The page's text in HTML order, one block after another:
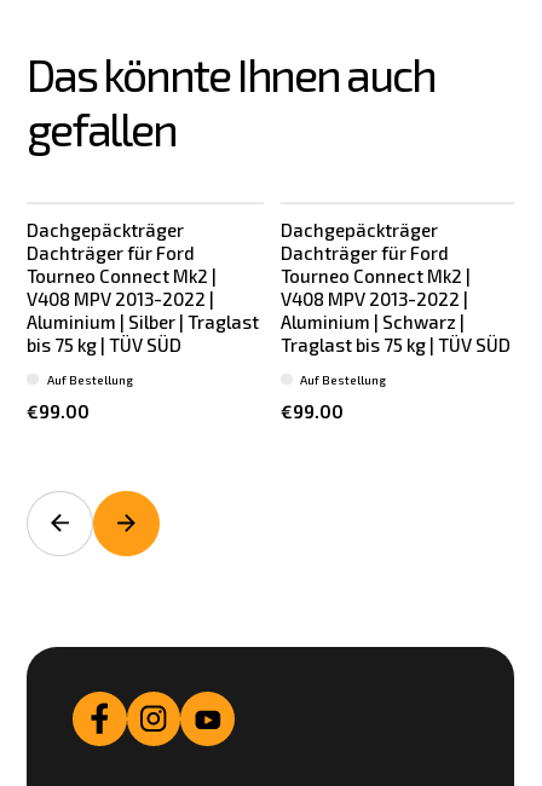
Das könnte Ihnen auch
gefallen
Dachgepäckträger
Dachträger für Ford
Tourneo Connect Mk2 |
V408 MPV 2013-2022 |
Aluminium | Silber | Traglast
bis 75 kg | TÜV SÜD
€99.00
Auf Bestellung
Dachgepäckträger
Dachträger für Ford
Tourneo Connect Mk2 |
V408 MPV 2013-2022 |
Aluminium | Schwarz |
Traglast bis 75 kg | TÜV SÜD
€99.00
Auf Bestellung